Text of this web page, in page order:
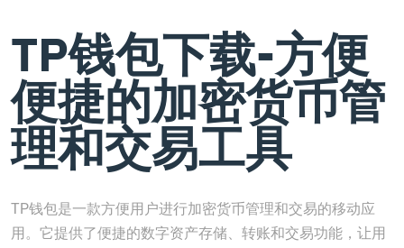
TP钱包下载-方便
便捷的加密货币管
理和交易工具
TP钱包是一款方便用户进行加密货币管理和交易的移动应
用。它提供了便捷的数字资产存储、转账和交易功能，让用